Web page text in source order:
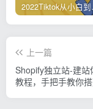
上一篇
Shopify独立站-建站
教程，手把手教你